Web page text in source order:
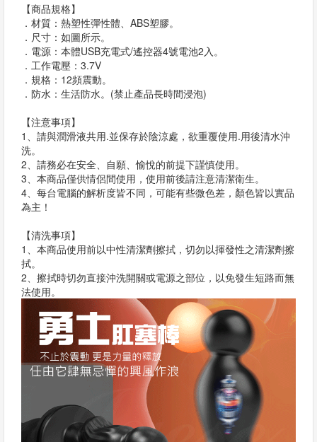
【商品規格】
．材質：熱塑性彈性體、ABS塑膠。
．尺寸：如圖所示。
．電源：本體USB充電式/遙控器4號電池2入。
．工作電壓：3.7V
．規格：12頻震動。
．防水：生活防水。(禁止產品長時間浸泡)
【注意事項】
1、請與潤滑液共用.並保存於陰涼處，欲重覆使用.用後清水沖
洗。
2、請務必在安全、自願、愉悅的前提下謹慎使用。
3、本商品僅供情侶間使用，使用前後請注意清潔衛生。
4、每台電腦的解析度皆不同，可能有些微色差，顏色皆以實品
為主！
【清洗事項】
1、本商品使用前以中性清潔劑擦拭，切勿以揮發性之清潔劑擦
拭。
2、擦拭時切勿直接沖洗開關或電源之部位，以免發生短路而無
法使用。